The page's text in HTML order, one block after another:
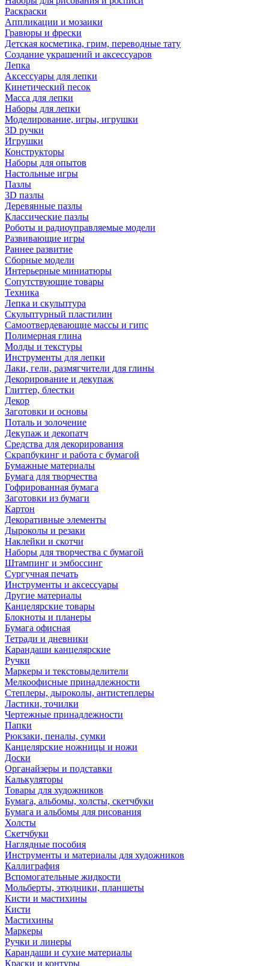
Раскраски
Аппликации и мозаики
Гравюры и фрески
Детская косметика, грим, переводные тату
Создание украшений и аксессуаров
Лепка
Аксессуары для лепки
Кинетический песок
Масса для лепки
Наборы для лепки
Моделирование, игры, игрушки
3D ручки
Игрушки
Конструкторы
Наборы для опытов
Настольные игры
Пазлы
3D пазлы
Деревянные пазлы
Классические пазлы
Роботы и радиоуправляемые модели
Развивающие игры
Раннее развитие
Сборные модели
Интерьерные миниатюры
Сопутствующие товары
Техника
Лепка и скульптура
Скульптурный пластилин
Самоотвердевающие массы и гипс
Полимерная глина
Молды и текстуры
Инструменты для лепки
Лаки, гели, размягчители для глины
Декорирование и декупаж
Глиттер, блестки
Декор
Заготовки и основы
Поталь и золочение
Декупаж и декопатч
Средства для декорирования
Скрапбукинг и работа с бумагой
Бумажные материалы
Бумага для творчества
Гофрированная бумага
Заготовки из бумаги
Картон
Декоративные элементы
Дыроколы и резаки
Наклейки и скотчи
Наборы для творчества с бумагой
Штампинг и эмбоссинг
Сургучная печать
Инструменты и аксессуары
Другие материалы
Канцелярские товары
Блокноты и планеры
Бумага офисная
Тетради и дневники
Карандаши канцелярские
Ручки
Маркеры и текстовыделители
Мелкоофисные принадлежности
Степлеры, дыроколы, антистеплеры
Ластики, точилки
Чертежные принадлежности
Папки
Рюкзаки, пеналы, сумки
Канцелярские ножницы и ножи
Доски
Органайзеры и подставки
Калькуляторы
Товары для художников
Бумага, альбомы, холсты, скетчбуки
Бумага и альбомы для рисования
Холсты
Скетчбуки
Наглядные пособия
Инструменты и материалы для художников
Каллиграфия
Вспомогательные жидкости
Мольберты, этюдники, планшеты
Кисти и мастихины
Кисти
Мастихины
Маркеры
Ручки и линеры
Карандаши и сухие материалы
Краски и контуры